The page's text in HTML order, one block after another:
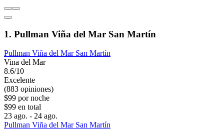
1. Pullman Viña del Mar San Martín
Pullman Viña del Mar San Martín
Vina del Mar
8.6/10
Excelente
(883 opiniones)
$99 por noche
$99 en total
23 ago. - 24 ago.
Pullman Viña del Mar San Martín